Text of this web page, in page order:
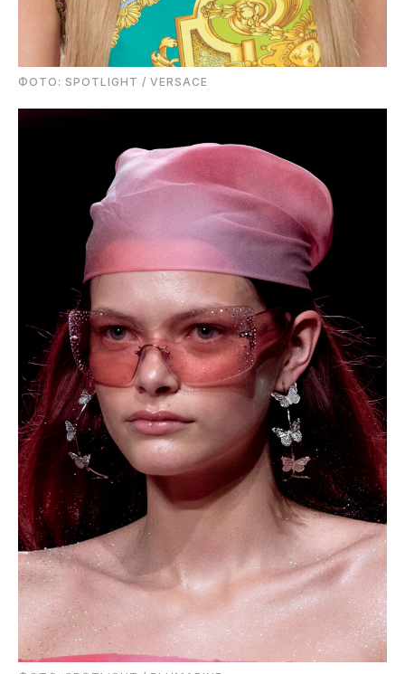
ФОТО: SPOTLIGHT / VERSACE